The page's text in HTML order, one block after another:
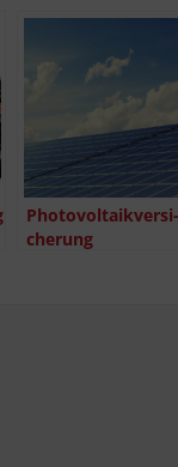
Pho­to­vol­ta­ik­ver­si­
che­rung